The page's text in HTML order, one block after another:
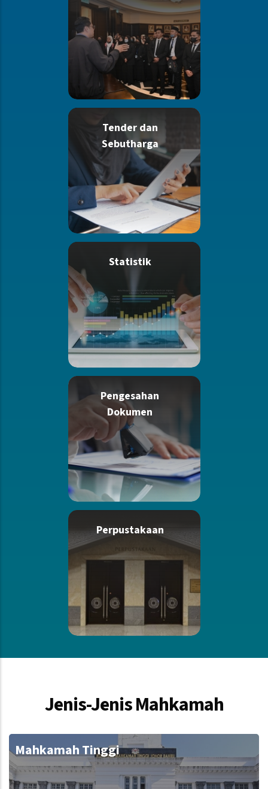
Tender dan
Sebutharga
Statistik
Pengesahan
Dokumen
Perpustakaan
Jenis-Jenis Mahkamah
Mahkamah Tinggi